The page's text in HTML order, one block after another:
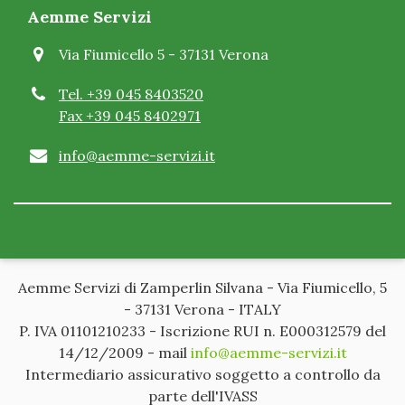
quali a loro volta sono impegnati a trattarli usando
per le specifiche finalità indicate nella presente
Società, i dati sono trattati da tutti i dipendenti e
collaboratori nell'ambito delle rispettive funzioni e in
conformità delle istruzioni ricevute, sempre e solo
per il conseguimento delle specifiche finalità indicate
utilizziamo soggetti di nostra fiducia che svolgono
organizzativa. Il consenso comprende, ovviamente,
anche le modalità, procedure, comunicazioni e
trasferimenti qui indicati.
Aemme Servizi
Via Fiumicello 5 - 37131 Verona
Tel. +39 045 8403520
Fax +39 045 8402971
info@aemme-servizi.it
Aemme Servizi di Zamperlin Silvana - Via Fiumicello, 5
- 37131 Verona - ITALY
P. IVA 01101210233 - Iscrizione RUI n. E000312579 del
14/12/2009 - mail info@aemme-servizi.it
Intermediario assicurativo soggetto a controllo da
parte dell'IVASS